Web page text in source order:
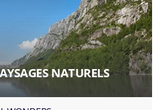
NATURELS